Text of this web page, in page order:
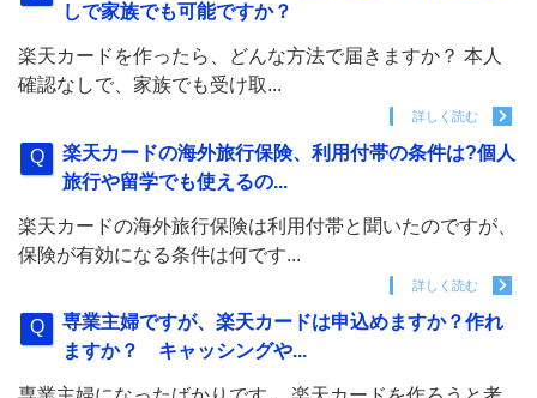
しで家族でも可能ですか？
楽天カードを作ったら、どんな方法で届きますか？ 本人
確認なしで、家族でも受け取...
詳しく読む
楽天カードの海外旅行保険、利用付帯の条件は?個人
旅行や留学でも使えるの...
楽天カードの海外旅行保険は利用付帯と聞いたのですが、
保険が有効になる条件は何です...
詳しく読む
専業主婦ですが、楽天カードは申込めますか？作れ
ますか？ キャッシングや...